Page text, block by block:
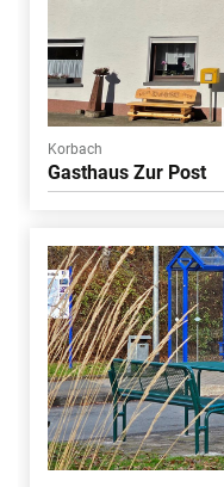
Korbach
Gasthaus Zur Post